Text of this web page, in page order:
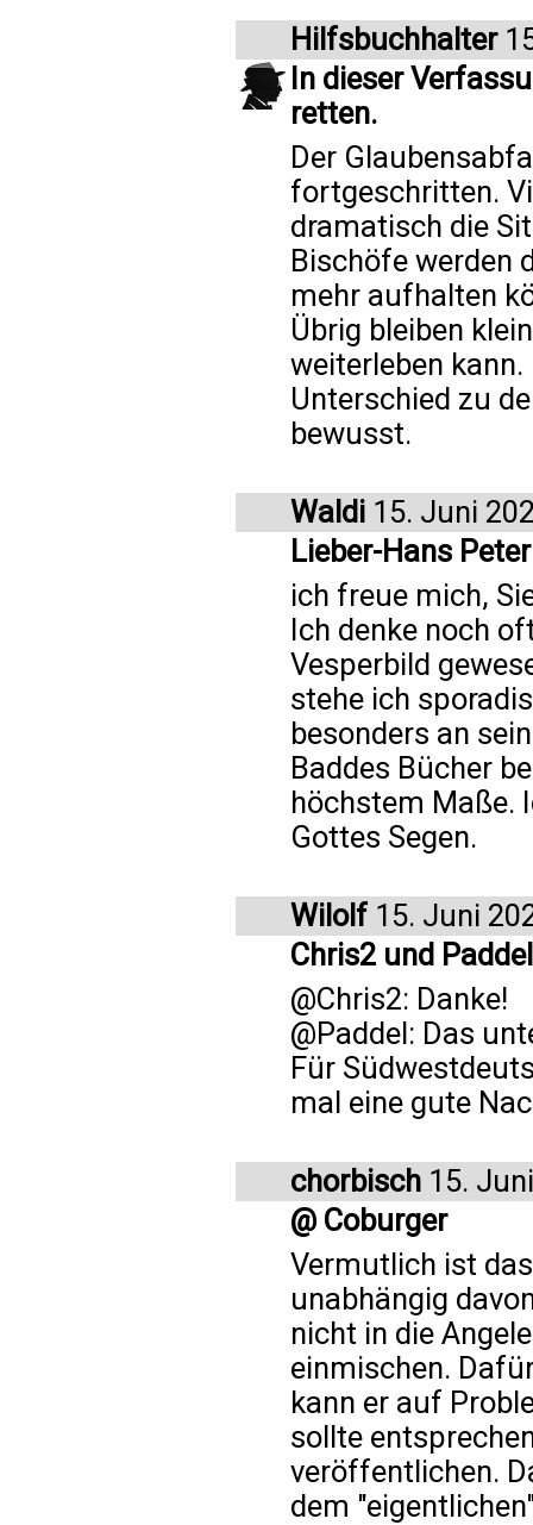
Hilfsbuchhalter
In dieser
retten.
Der
fortgeschritten.
dramatisch die
Bischöfe werden
mehr aufhalten
Übrig bleiben
weiterleben
Unterschied zu
bewusst.
Waldi 15. Juni
Lieber-Hans
ich freue mich,
Ich denke noch
Vesperbild
stehe ich
besonders an
Baddes Bücher
höchstem Maße.
Gottes Segen.
Wilolf 15. Juni
Chris2 und Paddel
@Chris2: Danke!
@Paddel: Das
Für
mal eine gute
chorbisch 15.
@ Coburger
Vermutlich ist
unabhängig
nicht in die
einmischen.
kann er auf
sollte
veröffentlichen.
dem